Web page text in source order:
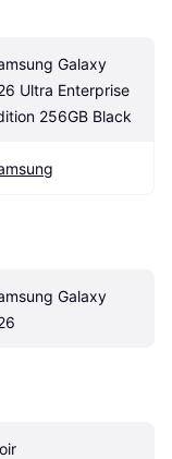
Galaxy
Ultra Enterprise
256GB Black
Galaxy